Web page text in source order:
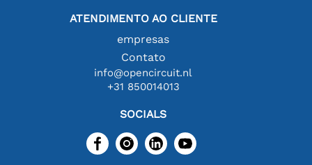
ATENDIMENTO AO CLIENTE
empresas
Contato
info@opencircuit.nl
+31 850014013
SOCIALS